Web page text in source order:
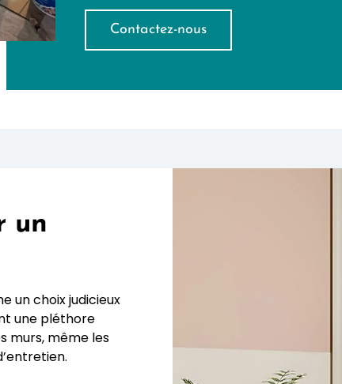
Contactez-nous
un
un choix judicieux
une pléthore
murs, même les